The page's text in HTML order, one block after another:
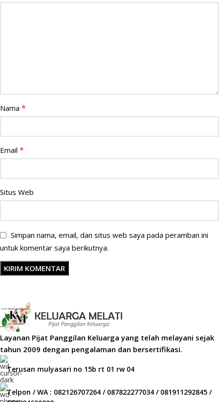
Nama *
Email *
Situs Web
Simpan nama, email, dan situs web saya pada peramban ini
untuk komentar saya berikutnya.
Layanan Pijat Panggilan Keluarga yang telah melayani sejak
tahun 2009 dengan pengalaman dan bersertifikasi.
Terusan mulyasari no 15b rt 01 rw 04
Telpon / WA : 082126707264 / 087822277034 / 081911292845 /